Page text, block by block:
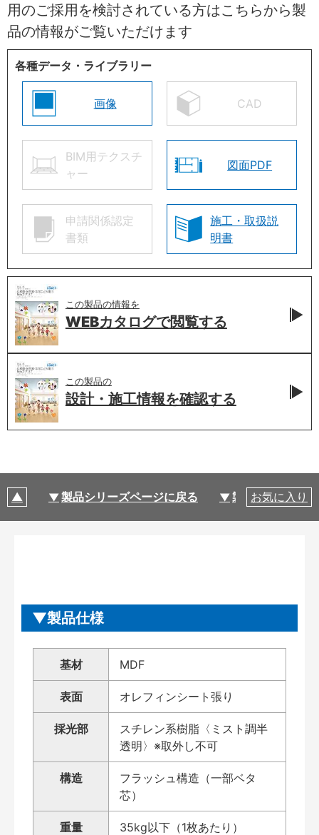
用のご採用を検討されている方はこちらから製
品の情報がご覧いただけます
各種データ・ライブラリー
画像 CAD
BIM用テクスチ
ャー
図面PDF
申請関係認定
書類
施工・取扱説
明書
この製品の情報を
WEBカタログで閲覧する
この製品の
設計・施工情報を確認する
製品シリーズページに戻る 製品仕様
お気に入り
製品仕様
基材 MDF
表面 オレフィンシート張り
採光部
スチレン系樹脂〈ミスト調半
透明〉※取外し不可
構造
フラッシュ構造（一部ベタ
芯）
重量 35kg以下（1枚あたり）